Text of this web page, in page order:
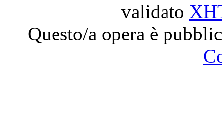
validato
Questo/a opera è